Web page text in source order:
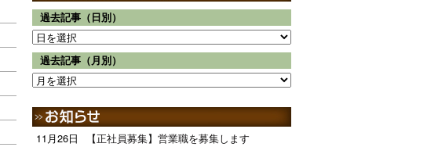
過去記事（日別）
過去記事（月別）
11月26日 【正社員募集】営業職を募集します